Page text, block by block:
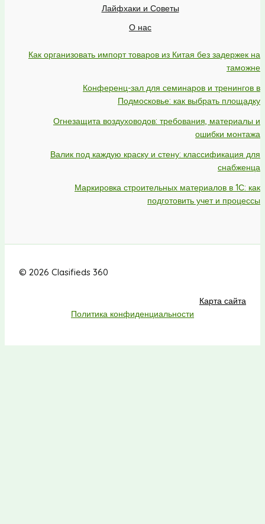
Лайфхаки и Советы
О нас
Как организовать импорт товаров из Китая без задержек на
таможне
Конференц-зал для семинаров и тренингов в
Подмосковье: как выбрать площадку
Огнезащита воздуховодов: требования, материалы и
ошибки монтажа
Валик под каждую краску и стену: классификация для
снабженца
Маркировка строительных материалов в 1С: как
подготовить учет и процессы
© 2026 Clasifieds 360
Карта сайта
Политика конфиденциальности